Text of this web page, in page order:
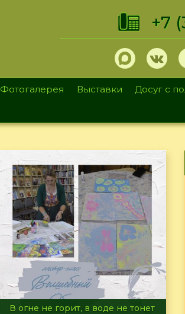
+7
Фотогалерея Выставки
Досуг с
Летние турниры Warhammer